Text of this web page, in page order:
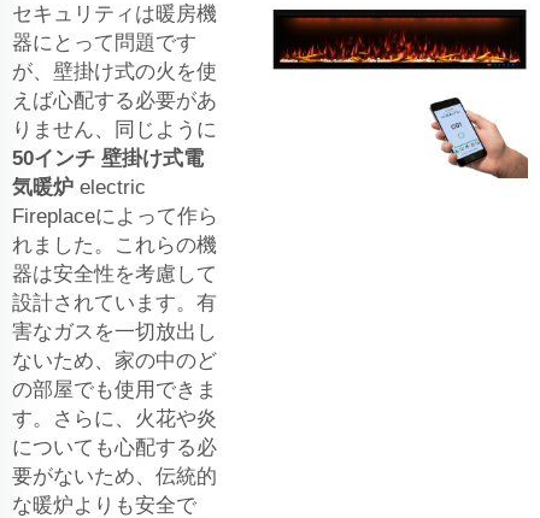
セキュリティは暖房機
器にとって問題です
が、壁掛け式の火を使
えば心配する必要があ
りません、同じように
50インチ 壁掛け式電
気暖炉 electric
Fireplaceによって作ら
れました。これらの機
器は安全性を考慮して
設計されています。有
害なガスを一切放出し
ないため、家の中のど
の部屋でも使用できま
す。さらに、火花や炎
についても心配する必
要がないため、伝統的
な暖炉よりも安全で